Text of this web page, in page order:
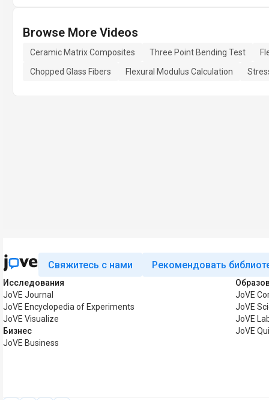
Browse More Videos
Ceramic Matrix Composites Three Point Bending Test
Chopped Glass Fibers
Flexural Modulus Calculation
Свяжитесь с нами Рекомендовать
Исследования
JoVE Journal
JoVE Encyclopedia of Experiments
JoVE Visualize
Бизнес
JoVE Business
JoVE
JoVE
JoVE
JoVE